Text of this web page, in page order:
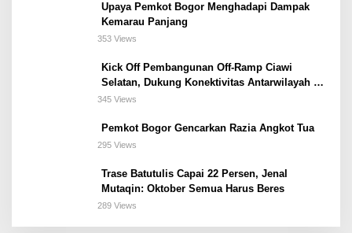
Upaya Pemkot Bogor Menghadapi Dampak
Kemarau Panjang
353 Views
Kick Off Pembangunan Off-Ramp Ciawi
Selatan, Dukung Konektivitas Antarwilayah di
Bogor Selatan
345 Views
Pemkot Bogor Gencarkan Razia Angkot Tua
295 Views
Trase Batutulis Capai 22 Persen, Jenal
Mutaqin: Oktober Semua Harus Beres
289 Views